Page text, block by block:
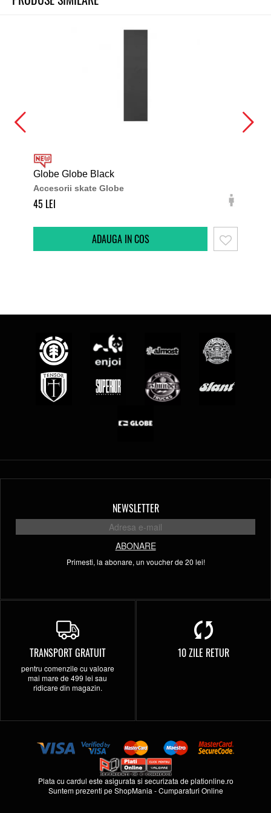
Globe Globe Black
Accesorii skate Globe
45
NEWSLETTER
ABONARE
Primesti, la abonare, un voucher de 20 lei!
TRANSPORT GRATUIT
pentru comenzile cu valoare
mai mare de 499 lei sau
ridicare din magazin.
10 ZILE RETUR
Plata cu cardul este asigurata si securizata deplationline.ro
Suntem prezenti peShopMania -Cumparaturi Online